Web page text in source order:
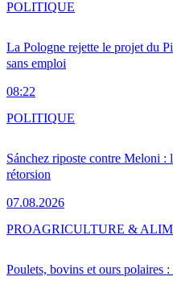
La Pologne rejette le projet du
sans emploi
08:22
POLITIQUE
Sánchez riposte contre Meloni :
rétorsion
07.08.2026
POLITIQUE
Poulets, bovins et ours polaires
PROAGRICULTURE &